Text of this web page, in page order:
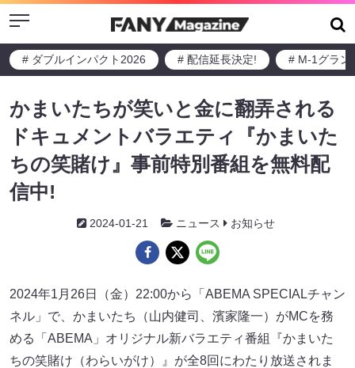
Menu
# ダブルインパクト2026 # 配信延長決定! # M-1グラン
かまいたちが笑いと金に翻弄される
ドキュメントバラエティ『かまいた
ちの笑賭け』事前特別番組を無料配
信中!
2024-01-21 ニュース お知らせ
2024年1月26日（金）22:00から「ABEMA SPECIALチャン
ネル」で、かまいたち（山内健司、濱家隆一）がMCを務
める「ABEMA」オリジナル新バラエティ番組『かまいた
ちの笑賭け（わらいがけ）』が全8回にわたり放送されま